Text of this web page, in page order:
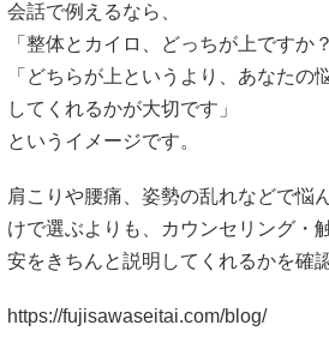
会話で例えるなら、
「整体とカイロ、どっちが上ですか？
「どちらが上というより、あなたの
してくれるかが大切です」
というイメージです。
肩こりや腰痛、姿勢の乱れなどで悩
けで選ぶよりも、カウンセリング・
安をきちんと説明してくれるかを確
https://fujisawaseitai.com/blog/